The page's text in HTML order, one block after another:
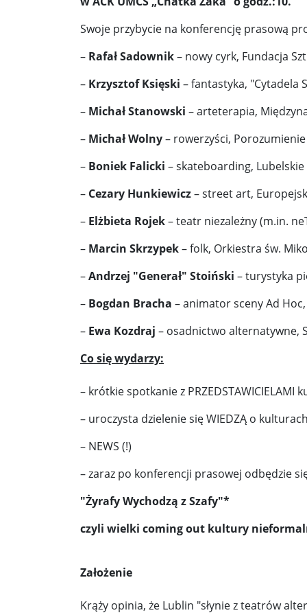
Donald Trump żąda porozumienia, które
Sławomir Mentzen: Migracja legalna również
Dni Konia Arabskiego 2025 – pasja, tradycja i
Zełenski chciał rozmawiać z Nawrockim.
Presja na Izrael rośnie. Kolejny kraj G7
Powstanie to nie jest zamknięta karta historii ...
Walka z okupantem, walka z ogniem ...
Zaproszenie. Spacer z historią: „Warszawa
Cyniczne współczucie dla ofiar ... Socjaliści w
Leszek Miller wieszczy koniec Polski 2050.
Pobić Niemców u siebie ... Powstańcy prascy
Nowe wytyczne dla pacjentów onkologicznych.
Donald Trump starł się w internecie z byłym
Elektrownia Powiśle: energia dla walczącej
Kapelusz w błocie ... Korea Południowa
Brazylia udziela Stanom Zjednoczonym lekcji
Donieck bez wody i z fekaliami za oknem. Ale z
Sondaż: Stary czy nowy premier? Jeden polityk z
Sondaż: Andrzej Duda – prezydent wszystkich
Swoje przybycie na konferencję prasową
– Rafał Sadownik– nowy cyrk, Fundacja
– Krzysztof Księski – fantastyka, "Cytadela
– Michał Stanowski – arteterapia,
– Michał Wolny– rowerzyści,
– Boniek Falicki – skateboarding,
– Cezary Hunkiewicz– street art,
– Elżbieta Rojek– teatr niezależny (m.in.
– Marcin Skrzypek– folk, Orkiestra św.
–Andrzej "Generał" Stoiński – turystyka
– Bogdan Bracha – animator sceny Ad Hoc,
– Ewa Kozdraj – osadnictwo alternatywne,
Co się wydarzy:
– krótkie spotkanie z PRZEDSTAWICIELAMI
– uroczysta dzielenie się WIEDZĄ o
– NEWS (!)
– zaraz po konferencji prasowej odbędzie
"Żyrafy Wychodzą z Szafy"*
czyli wielki coming out kultury
Założenie
Krąży opinia, że Lublin "słynie z teatrów